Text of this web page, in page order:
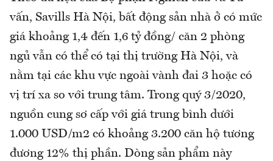
vấn, Savills Hà Nội, bất động sản nhà ở có mức
giá khoảng 1,4 đến 1,6 tỷ đồng/ căn 2 phòng
ngủ vẫn có thể có tại thị trường Hà Nội, và
nằm tại các khu vực ngoài vành đai 3 hoặc có
vị trí xa so với trung tâm. Trong quý 3/2020,
nguồn cung sơ cấp với giá trung bình dưới
1.000 USD/m2 có khoảng 3.200 căn hộ tương
đương 12% thị phần. Dòng sản phẩm này